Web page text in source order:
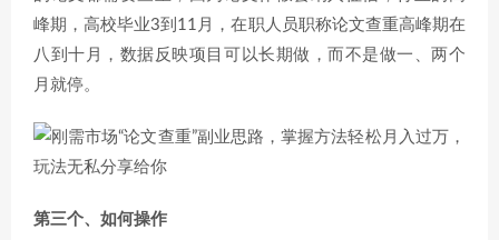
峰期，高校毕业3到11月，在职人员职称论文查重高峰期在
八到十月，数据反映项目可以长期做，而不是做一、两个
月就停。
第三个、如何操作